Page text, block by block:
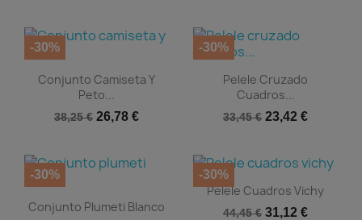
 Vista rápida
Conjunto Camiseta Y
Peto...
38,25 € 26,78 €
-30%
 Vista rápida
Pelele Cruzado
Cuadros...
33,45 € 23,42 €
-30%
 Vista rápida
Conjunto Plumeti Blanco
-30%
 Vista rápida
Pelele Cuadros Vichy
44,45 € 31,12 €
-30%